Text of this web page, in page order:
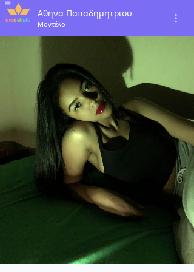
Αθηνα Παπαδημητριου
Μοντέλο